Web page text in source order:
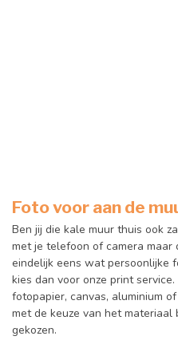
Foto voor aan de
Ben jij die kale muur thuis ook
met je telefoon of camera maar
eindelijk eens wat persoonlijke
kies dan voor onze print
fotopapier, canvas, aluminium
met de keuze van het
gekozen.